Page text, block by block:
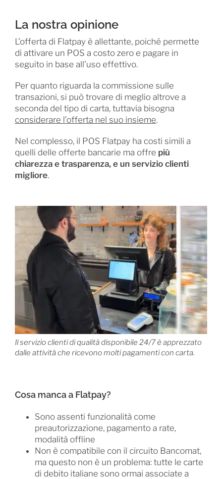
La nostra opinione
L’offerta di Flatpay è allettante, poiché permette
di attivare un POS a costo zero e pagare in
seguito in base all’uso effettivo.
Per quanto riguarda la commissione sulle
transazioni, si può trovare di meglio altrove a
seconda del tipo di carta, tuttavia bisogna
considerare l’offerta nel suo insieme.
Nel complesso, il POS Flatpay ha costi simili a
quelli delle offerte bancarie ma offre più
chiarezza e trasparenza, e un servizio clienti
migliore.
Il servizio clienti di qualità disponibile 24/7 è apprezzato
dalle attività che ricevono molti pagamenti con carta.
Cosa manca a Flatpay?
Sono assenti funzionalità come
preautorizzazione, pagamento a rate,
modalità offline
Non è compatibile con il circuito Bancomat,
ma questo non è un problema: tutte le carte
di debito italiane sono ormai associate a